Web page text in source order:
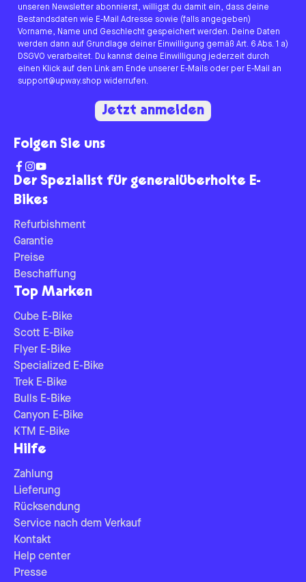
Der Spezialist für generalüberholte E-
Bikes
Refurbishment
Garantie
Preise
Beschaffung
Top Marken
Cube E-Bike
Scott E-Bike
Flyer E-Bike
Specialized E-Bike
Trek E-Bike
Bulls E-Bike
Canyon E-Bike
KTM E-Bike
Hilfe
Zahlung
Lieferung
Rücksendung
Service nach dem Verkauf
Kontakt
Help center
Presse
unseren Newsletter abonnierst, willigst du damit ein, dass deine
Bestandsdaten wie E-Mail Adresse sowie (falls angegeben)
Vorname, Name und Geschlecht gespeichert werden. Deine Daten
werden dann auf Grundlage deiner Einwilligung gemäß Art. 6 Abs. 1 a)
DSGVO verarbeitet. Du kannst deine Einwilligung jederzeit durch
einen Klick auf den Link am Ende unserer E-Mails oder per E-Mail an
support@upway.shop widerrufen.
Jetzt anmelden
Folgen Sie uns